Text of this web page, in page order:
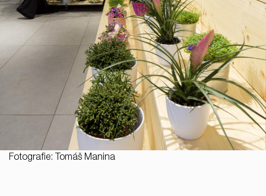
Fotografie: Tomáš Manina